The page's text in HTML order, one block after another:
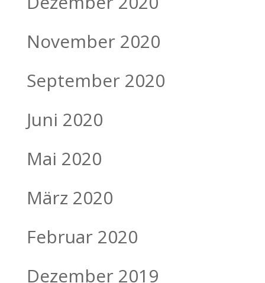
November 2020
September 2020
Juni 2020
Mai 2020
März 2020
Februar 2020
Dezember 2019